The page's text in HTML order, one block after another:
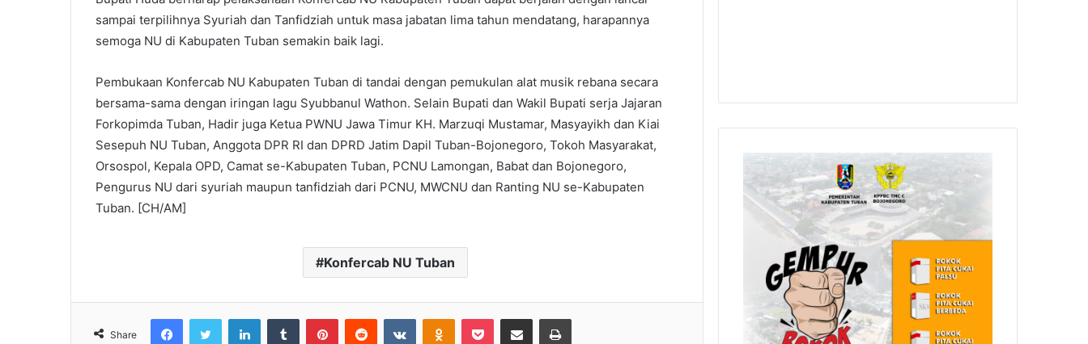
sampai terpilihnya Syuriah dan Tanfidziah untuk masa jabatan lima tahun mendatang, harapannya
semoga NU di Kabupaten Tuban semakin baik lagi.
Pembukaan Konfercab NU Kabupaten Tuban di tandai dengan pemukulan alat musik rebana secara
bersama-sama dengan iringan lagu Syubbanul Wathon. Selain Bupati dan Wakil Bupati serja Jajaran
Forkopimda Tuban, Hadir juga Ketua PWNU Jawa Timur KH. Marzuqi Mustamar, Masyayikh dan Kiai
Sesepuh NU Tuban, Anggota DPR RI dan DPRD Jatim Dapil Tuban-Bojonegoro, Tokoh Masyarakat,
Orsospol, Kepala OPD, Camat se-Kabupaten Tuban, PCNU Lamongan, Babat dan Bojonegoro,
Pengurus NU dari syuriah maupun tanfidziah dari PCNU, MWCNU dan Ranting NU se-Kabupaten
Tuban. [CH/AM]
Konfercab NU Tuban
Share